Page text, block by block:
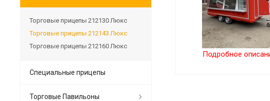
Подробное
Торговые прицепы 212130 Люкс
Торговые прицепы 212143 Люкс
Торговые прицепы 212160 Люкс
Специальные прицепы
Торговые Павильоны